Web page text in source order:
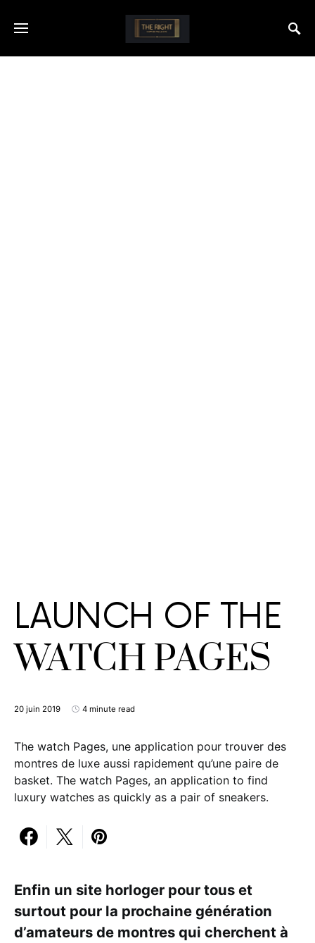
LAUNCH OF THE
WATCH PAGES
20 juin 2019 4 minute read
The watch Pages, une application pour trouver des
montres de luxe aussi rapidement qu’une paire de
basket. The watch Pages, an application to find
luxury watches as quickly as a pair of sneakers.
Enfin un site horloger pour tous et
surtout pour la prochaine génération
d’amateurs de montres qui cherchent à